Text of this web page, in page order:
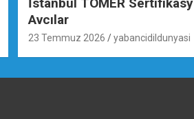
Avcılar
23 Temmuz 2026 yabancidildunyasi